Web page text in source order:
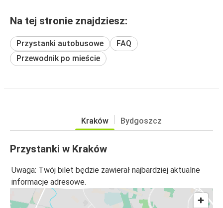
Na tej stronie znajdziesz:
Przystanki autobusowe
FAQ
Przewodnik po mieście
Kraków Bydgoszcz
Przystanki w Kraków
Uwaga: Twój bilet będzie zawierał najbardziej aktualne
informacje adresowe.